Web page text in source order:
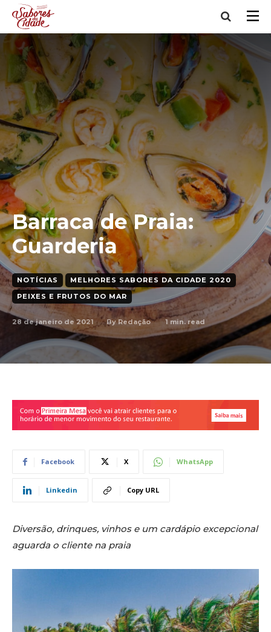
Barraca de Praia:
Guarderia
NOTÍCIAS
MELHORES SABORES DA CIDADE 2020
PEIXES E FRUTOS DO MAR
28 de janeiro de 2021 By Redação 1 min. read
Facebook X WhatsApp
Linkedin Copy URL
Diversão, drinques, vinhos e um cardápio excepcional
aguarda o cliente na praia